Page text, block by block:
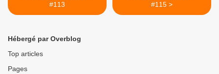
#113
#115 >
Hébergé par Overblog
Top articles
Pages